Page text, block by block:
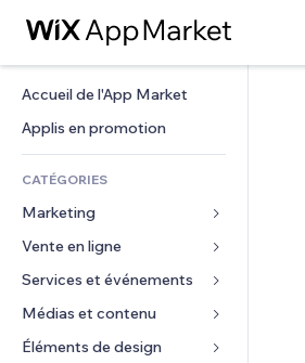
Accueil de l'App Market
Applis en promotion
CATÉGORIES
Marketing
Publicités
Mobile
Données analytiques
Réseaux sociaux
Vente en ligne
Applis pour les boutiques
Expédition et livraison
Boutons Vente
Services et événements
Hôtels
Événements
Médias et contenu
Galerie
Éléments de design